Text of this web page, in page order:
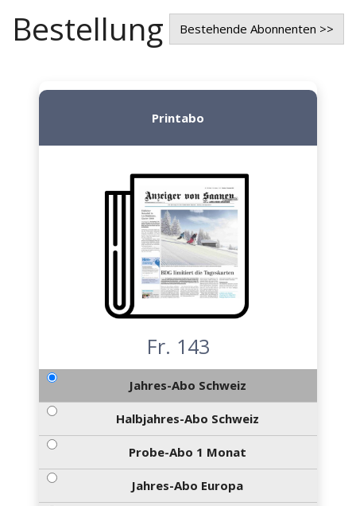
Bestellung Bestehende Abonnenten >>
Printabo
Fr. 143
Jahres-Abo Schweiz
Halbjahres-Abo Schweiz
Probe-Abo 1 Monat
Jahres-Abo Europa